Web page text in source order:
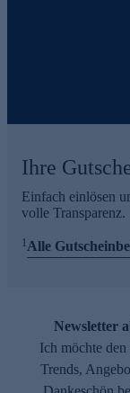
Ihre
Einfach einlösen
volle Transparenz.
1Alle
Newsletter
Ich möchte
Trends,